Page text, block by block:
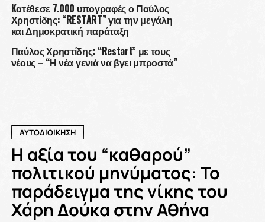
Kατέθεσε 7.000 υπογραφές ο Παύλος
Χρηστίδης: “RESTART” για την μεγάλη
και Δημοκρατική παράταξη
Παύλος Χρηστίδης: “Restart” με τους
νέους – “Η νέα γενιά να βγει μπροστά”
ΑΥΤΟΔΙΟΙΚΗΣΗ
Η αξία του “καθαρού”
πολιτικού μηνύματος: Το
παράδειγμα της νίκης του
Χάρη Δούκα στην Αθήνα